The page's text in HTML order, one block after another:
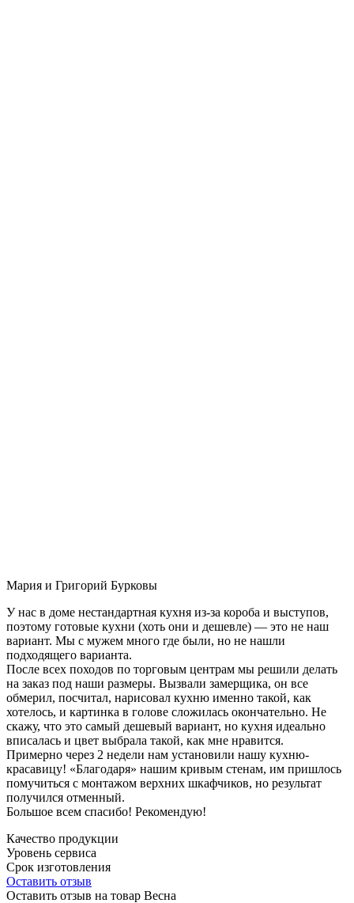
Мария и Григорий Бурковы
У нас в доме нестандартная кухня из-за короба и выступов,
поэтому готовые кухни (хоть они и дешевле) — это не наш
вариант. Мы с мужем много где были, но не нашли
подходящего варианта.
После всех походов по торговым центрам мы решили делать
на заказ под наши размеры. Вызвали замерщика, он все
обмерил, посчитал, нарисовал кухню именно такой, как
хотелось, и картинка в голове сложилась окончательно. Не
скажу, что это самый дешевый вариант, но кухня идеально
вписалась и цвет выбрала такой, как мне нравится.
Примерно через 2 недели нам установили нашу кухню-
красавицу! «Благодаря» нашим кривым стенам, им пришлось
помучиться с монтажом верхних шкафчиков, но результат
получился отменный.
Большое всем спасибо! Рекомендую!
Качество продукции
Уровень сервиса
Срок изготовления
Оставить отзыв
Оставить отзыв на товар Весна